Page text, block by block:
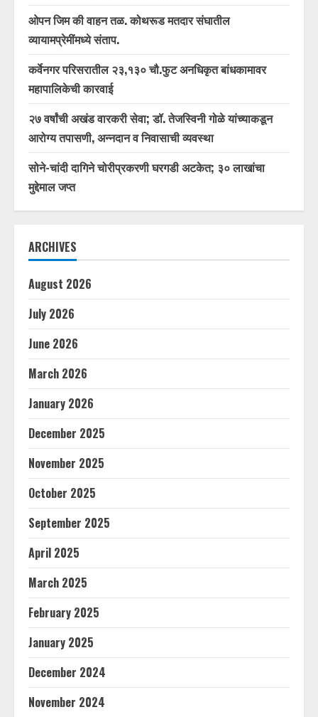
ओपन जिम की वाहन तळ. कोथरूड मतदार संघातील
व्यायामप्रेमींमध्ये संताप.
कर्वेनगर परिसरातील २३,१३० चौ.फुट अनधिकृत बांधकामावर
महापालिकेची कारवाई
२७ वर्षांची अखंड वारकरी सेवा; डॉ. तेजस्विनी गोळे यांच्याकडून
आरोग्य तपासणी, अन्नदान व निवासाची व्यवस्था
सोने-चांदी दागिने चोरीप्रकरणी घरगडी अटकेत; ३० लाखांचा
मुद्देमाल जप्त
ARCHIVES
August 2026
July 2026
June 2026
March 2026
January 2026
December 2025
November 2025
October 2025
September 2025
April 2025
March 2025
February 2025
January 2025
December 2024
November 2024